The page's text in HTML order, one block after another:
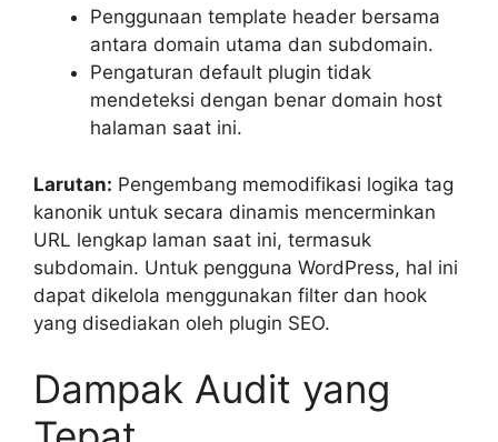
Penggunaan template header bersama
antara domain utama dan subdomain.
Pengaturan default plugin tidak
mendeteksi dengan benar domain host
halaman saat ini.
Larutan: Pengembang memodifikasi logika tag
kanonik untuk secara dinamis mencerminkan
URL lengkap laman saat ini, termasuk
subdomain. Untuk pengguna WordPress, hal ini
dapat dikelola menggunakan filter dan hook
yang disediakan oleh plugin SEO.
Dampak Audit yang